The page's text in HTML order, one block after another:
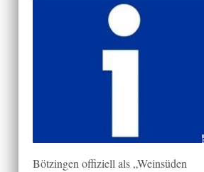
Bötzingen offiziell als „Weinsüden